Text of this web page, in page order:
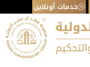
خدمات أونلاين